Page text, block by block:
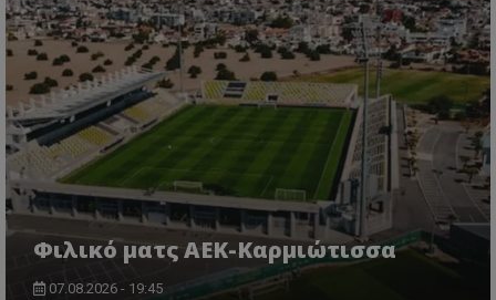
Φιλικό ματς ΑΕΚ-Καρμιώτισσα
07.08.2026 - 19:45